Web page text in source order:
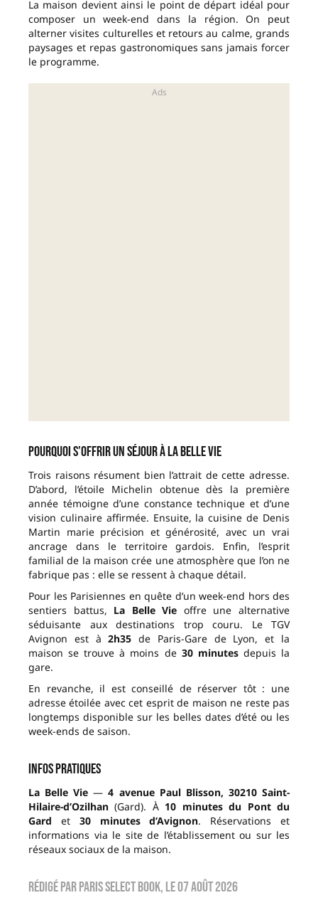
La maison devient ainsi le point de départ idéal pour
composer un week-end dans la région. On peut
alterner visites culturelles et retours au calme, grands
paysages et repas gastronomiques sans jamais forcer
le programme.
Pourquoi s’offrir un séjour à La Belle Vie
Trois raisons résument bien l’attrait de cette adresse.
D’abord, l’étoile Michelin obtenue dès la première
année témoigne d’une constance technique et d’une
vision culinaire affirmée. Ensuite, la cuisine de Denis
Martin marie précision et générosité, avec un vrai
ancrage dans le territoire gardois. Enfin, l’esprit
familial de la maison crée une atmosphère que l’on ne
fabrique pas : elle se ressent à chaque détail.
Pour les Parisiennes en quête d’un week-end hors des
sentiers battus, La Belle Vie offre une alternative
séduisante aux destinations trop couru. Le TGV
Avignon est à2h35 de Paris-Gare de Lyon, et la
maison se trouve à moins de 30 minutesdepuis la
gare.
En revanche, il est conseillé de réserver tôt : une
adresse étoilée avec cet esprit de maison ne reste pas
longtemps disponible sur les belles dates d’été ou les
week-ends de saison.
Infos pratiques
La Belle Vie —4 avenue Paul Blisson, 30210 Saint-
Hilaire-d’Ozilhan (Gard). À 10 minutes du Pont du
Gard et 30 minutes d’Avignon. Réservations et
informations via le site de l’établissement ou sur les
réseaux sociaux de la maison.
Rédigé parParis Select Book, le07 août 2026